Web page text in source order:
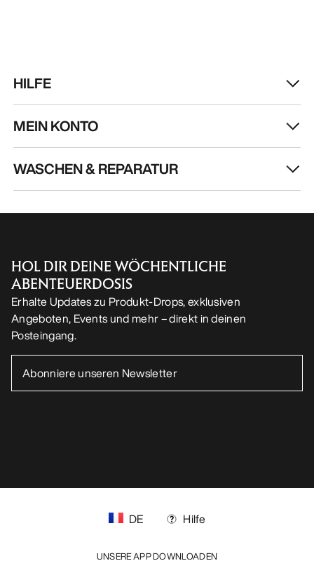
HILFE
MEIN KONTO
WASCHEN & REPARATUR
HOL DIR DEINE WÖCHENTLICHE
ABENTEUERDOSIS
Erhalte Updates zu Produkt-Drops, exklusiven
Angeboten, Events und mehr – direkt in deinen
Posteingang.
DE Hilfe
UNSERE APP DOWNLOADEN